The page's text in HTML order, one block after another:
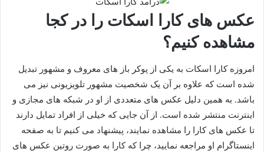
عکس های کارا اسکات را در کجا
مشاهده کنیم؟
امروزه کارا اسکات به یکی از پوکر باز های معروف و مشهور تبدیل
شده است که علاوه بر آن یک شخصیت مشهور تلویزیونی نیز می
باشد. به همین دلیل عکس های متعددی از او در شبکه‌ های مجازی و
اینترنت منتشر شده است. از آن جایی که خیلی از افراد تمایل دارند
تا عکس های کارا را مشاهده نمایند، پیشنهاد می کنیم تا به صفحه
اینستاگرام او مراجعه نمایید، چرا که کارا به صورت روتین عکس‌ های